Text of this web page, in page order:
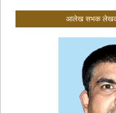
आलेख सभक लेखक-